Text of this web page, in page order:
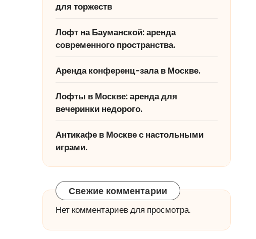
для торжеств
Лофт на Бауманской: аренда
современного пространства.
Аренда конференц-зала в Москве.
Лофты в Москве: аренда для
вечеринки недорого.
Антикафе в Москве с настольными
играми.
Свежие комментарии
Нет комментариев для просмотра.